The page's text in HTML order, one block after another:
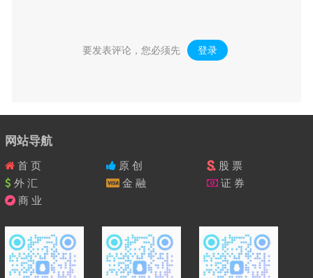
要发表评论，您必须先 登录 。
网站导航
首 页 原 创
股 票
外 汇
金 融
证 券
商 业